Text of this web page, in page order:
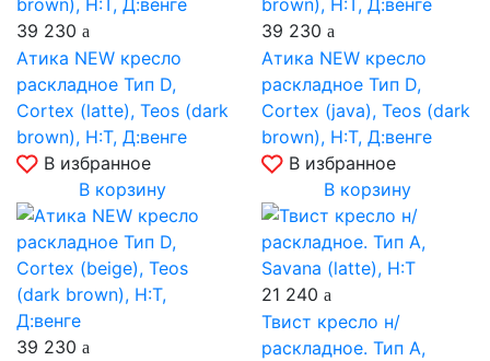
39 230
Атика NEW кресло
раскладное Тип D,
Cortex (latte), Teos (dark
brown), Н:Т, Д:венге
В избранное
В корзину
39 230
Атика NEW кресло
раскладное Тип D,
Cortex (java), Teos (dark
brown), Н:Т, Д:венге
В избранное
В корзину
39 230
21 240
Твист кресло н/
раскладное. Тип A,